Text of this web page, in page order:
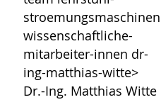
stroemungsmaschinen
wissenschaftliche-
mitarbeiter-innen dr-
ing-matthias-witte>
Dr.-Ing. Matthias Witte